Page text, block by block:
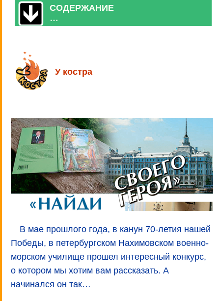
СОДЕРЖАНИЕ
…
У костра
В мае прошлого года, в канун 70-летия нашей
Победы, в петербургском Нахимовском военно-
морском училище прошел интересный конкурс,
о котором мы хотим вам рассказать. А
начинался он так…